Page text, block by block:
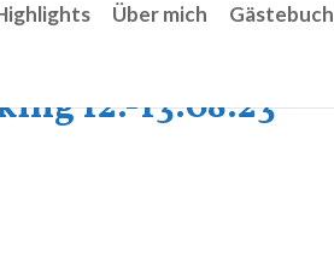
Über mich Gästebuch
12.-13.08.23